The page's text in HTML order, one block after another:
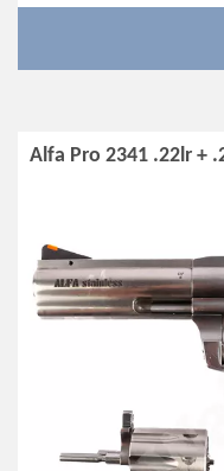
Alfa Pro 2341 .22lr +